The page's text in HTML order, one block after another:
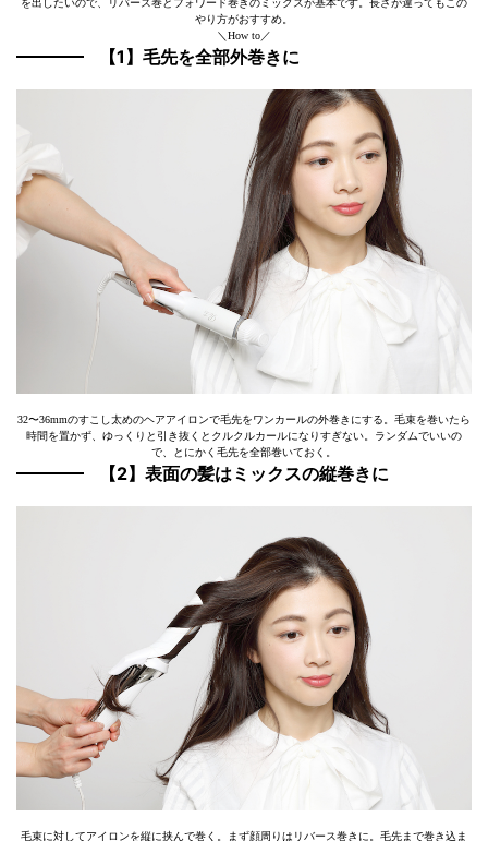
を出したいので、リバース巻とフォワード巻きのミックスが基本です。長さが違ってもこの
やり方がおすすめ。
＼How to／
【1】毛先を全部外巻きに
32〜36mmのすこし太めのヘアアイロンで毛先をワンカールの外巻きにする。毛束を巻いたら
時間を置かず、ゆっくりと引き抜くとクルクルカールになりすぎない。ランダムでいいの
で、とにかく毛先を全部巻いておく。
【2】表面の髪はミックスの縦巻きに
毛束に対してアイロンを縦に挟んで巻く。まず顔周りはリバース巻きに。毛先まで巻き込ま